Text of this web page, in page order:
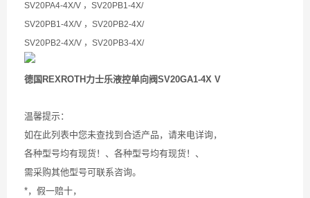
SV20PA4-4X/V ，SV20PB1-4X/
SV20PB1-4X/V ，SV20PB2-4X/
SV20PB2-4X/V ，SV20PB3-4X/
德国REXROTH力士乐液控单向阀SV20GA1-4X V
温馨提示：
如在此列表中您未查找到合适产品，请来电详询，
各种型号均有现货！、各种型号均有现货！、
需采购其他型号可联系咨询。
*，假一赔十，